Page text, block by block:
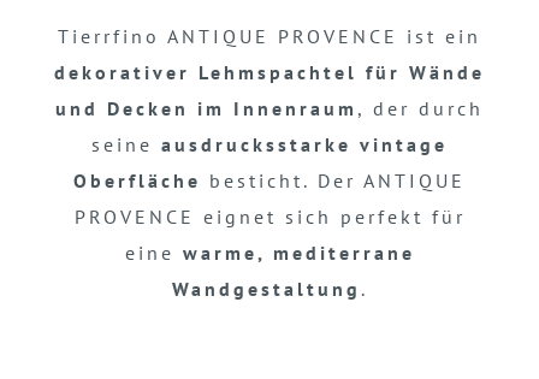
Tierrfino ANTIQUE PROVENCE ist ein
dekorativer Lehmspachtel für Wände
und Decken im Innenraum , der durch
seine ausdrucksstarke vintage
Oberfläche besticht. Der ANTIQUE
PROVENCE eignet sich perfekt für
eine warme, mediterrane
Wandgestaltung .